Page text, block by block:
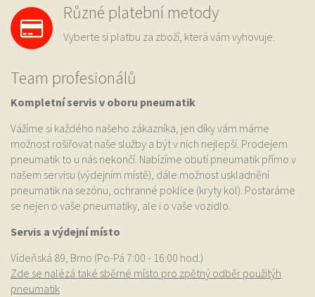
Různé platební metody
Vyberte si platbu za zboží, která vám vyhovuje.
Team profesionálů
Kompletní servis v oboru pneumatik
Vážíme si každého našeho zákazníka, jen díky vám máme
možnost rošiřovat naše služby a být v nich nejlepší. Prodejem
pneumatik to u nás nekončí. Nabízíme obutí pneumatik přímo v
našem servisu (výdejním místě), dále možnost uskladnění
pneumatik na sezónu, ochranné poklice (kryty kol). Postaráme
se nejen o vaše pneumatiky, ale i o vaše vozidlo.
Servis a výdejní místo
Vídeňská 89, Brno (Po-Pá 7:00 - 16:00 hod.)
Zde se nalézá také sběrné místo pro zpětný odběr použitýh
pneumatik